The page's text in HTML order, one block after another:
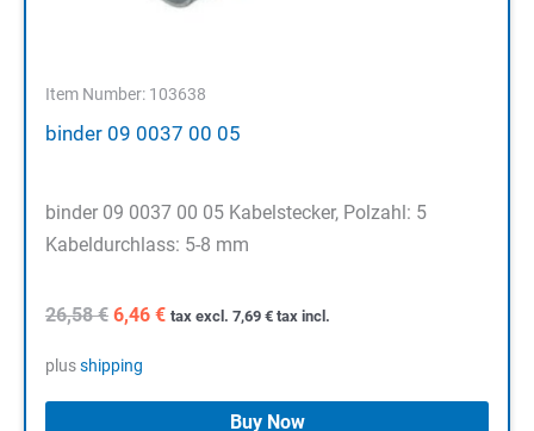
Item Number: 103638
binder 09 0037 00 05
binder 09 0037 00 05 Kabelstecker, Polzahl: 5
Kabeldurchlass: 5-8 mm
26,58€ Original
was:
6,46 €Current
tax excl. 7,69 € tax incl.
plusshipping
Buy Now